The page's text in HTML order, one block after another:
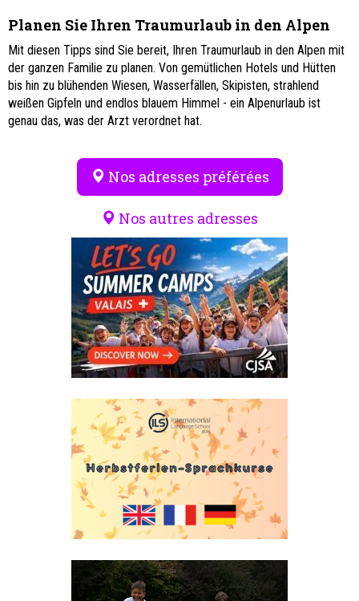
Planen Sie Ihren Traumurlaub in den Alpen
Mit diesen Tipps sind Sie bereit, Ihren Traumurlaub in den Alpen mit
der ganzen Familie zu planen. Von gemütlichen Hotels und Hütten
bis hin zu blühenden Wiesen, Wasserfällen, Skipisten, strahlend
weißen Gipfeln und endlos blauem Himmel - ein Alpenurlaub ist
genau das, was der Arzt verordnet hat.
Nos adresses préférées
Nos autres adresses